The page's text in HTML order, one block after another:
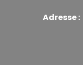
Adresse :